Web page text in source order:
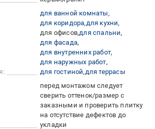
для ванной комнаты
для коридора для кухни
для офисов для спальни
для фасада
для внутренних работ
для наружных работ
для гостиной для террасы
перед монтажом следует
сверить оттенок/размер с
заказными и проверить плитку
на отсутствие дефектов до
укладки